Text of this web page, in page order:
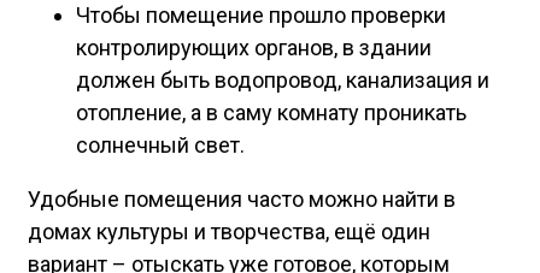
Чтобы помещение прошло проверки
контролирующих органов, в здании
должен быть водопровод, канализация и
отопление, а в саму комнату проникать
солнечный свет.
Удобные помещения часто можно найти в
домах культуры и творчества, ещё один
вариант – отыскать уже готовое, которым